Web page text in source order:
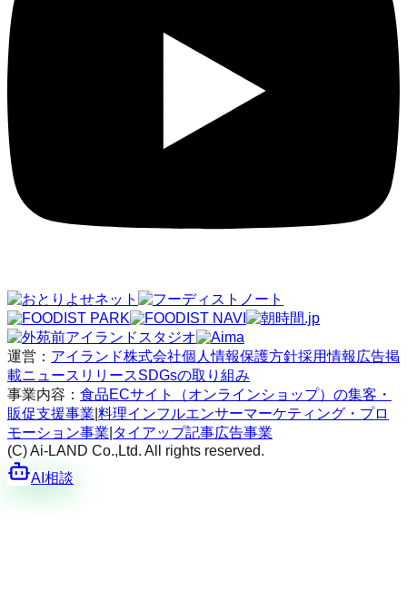
運営： アイランド株式会社個人情報保護方針採用情報 広告掲
載ニュースリリースSDGsの取り組み
事業内容： 食品ECサイト（オンラインショップ）の集客・
販促支援事業 料理インフルエンサーマーケティング・プロ
モーション事業 タイアップ記事広告事業
(C) Ai-LAND Co.,Ltd. All rights reserved.
AI相談